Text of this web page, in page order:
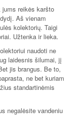
jums reikės karšto
Aš vienam
kolektorių. Taigi
Užtenka ir lieka.
naudoti ne
laidesnis šilumai, jį
jis brangus. Be to,
ne bet kuriam
standartinėmis
negalėsite vandeniu